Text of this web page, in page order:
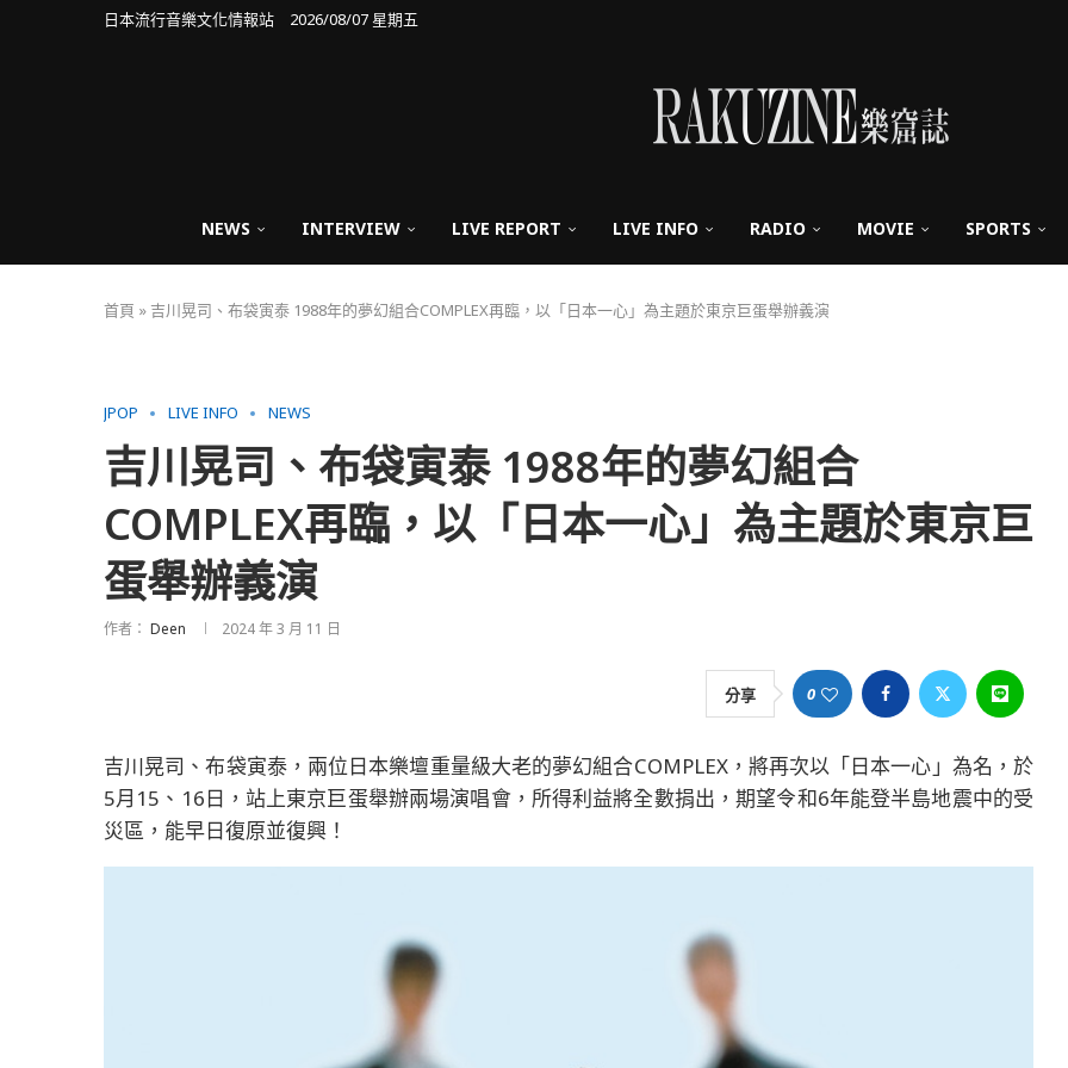
日本流行音樂文化情報站 2026/08/07 星期五
NEWS INTERVIEW LIVE REPORT LIVE INFO RADIO MOVIE SPORTS
首頁 » 吉川晃司、布袋寅泰 1988年的夢幻組合COMPLEX再臨，以「日本一心」為主題於東京巨蛋舉辦義演
JPOP LIVE INFO NEWS
吉川晃司、布袋寅泰 1988年的夢幻組合
COMPLEX再臨，以「日本一心」為主題於東京巨
蛋舉辦義演
作者： Deen 2024 年 3 月 11 日
分享 0
吉川晃司、布袋寅泰，兩位日本樂壇重量級大老的夢幻組合COMPLEX，將再次以「日本一心」為名，於
5月15、16日，站上東京巨蛋舉辦兩場演唱會，所得利益將全數捐出，期望令和6年能登半島地震中的受
災區，能早日復原並復興！